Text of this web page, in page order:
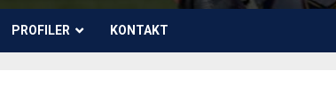
PROFILER KONTAKT